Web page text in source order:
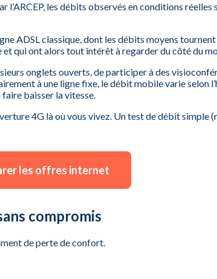
l’ARCEP, les débits observés en conditions
ADSL classique, dont les débits moyens
qui ont alors tout intérêt à regarder du côté du
onglets ouverts, de participer à des
à une ligne fixe, le débit mobile varie selon
baisser la vitesse.
4G là où vous vivez. Un test de débit simple
les offres internet
compromis
de perte de confort.